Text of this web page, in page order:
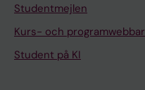
Studentmejlen
Kurs- och programwebbar
Student på KI